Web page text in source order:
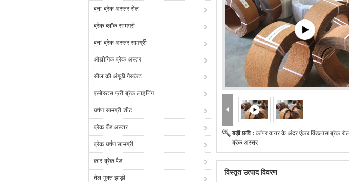
बुना ब्रेक अस्तर रोल
ब्रेक ब्लॉक सामग्री
बुना ब्रेक अस्तर सामग्री
औद्योगिक ब्रेक अस्तर
सील की अंगूठी गैसकेट
एस्बेस्टस फ्री ब्रेक लाइनिंग
घर्षण सामग्री शीट
ब्रेक बैंड अस्तर
ब्रेक घर्षण सामग्री
कार ब्रेक पैड
तेल मुक्त झाड़ी
बड़ी छवि : कॉपर वायर के अंदर एंकर विंडलास ब्रेक
ब्रेक अस्तर
विस्तृत उत्पाद विवरण